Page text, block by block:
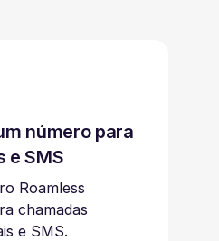
número para
e SMS
Roamless
chamadas
e SMS.